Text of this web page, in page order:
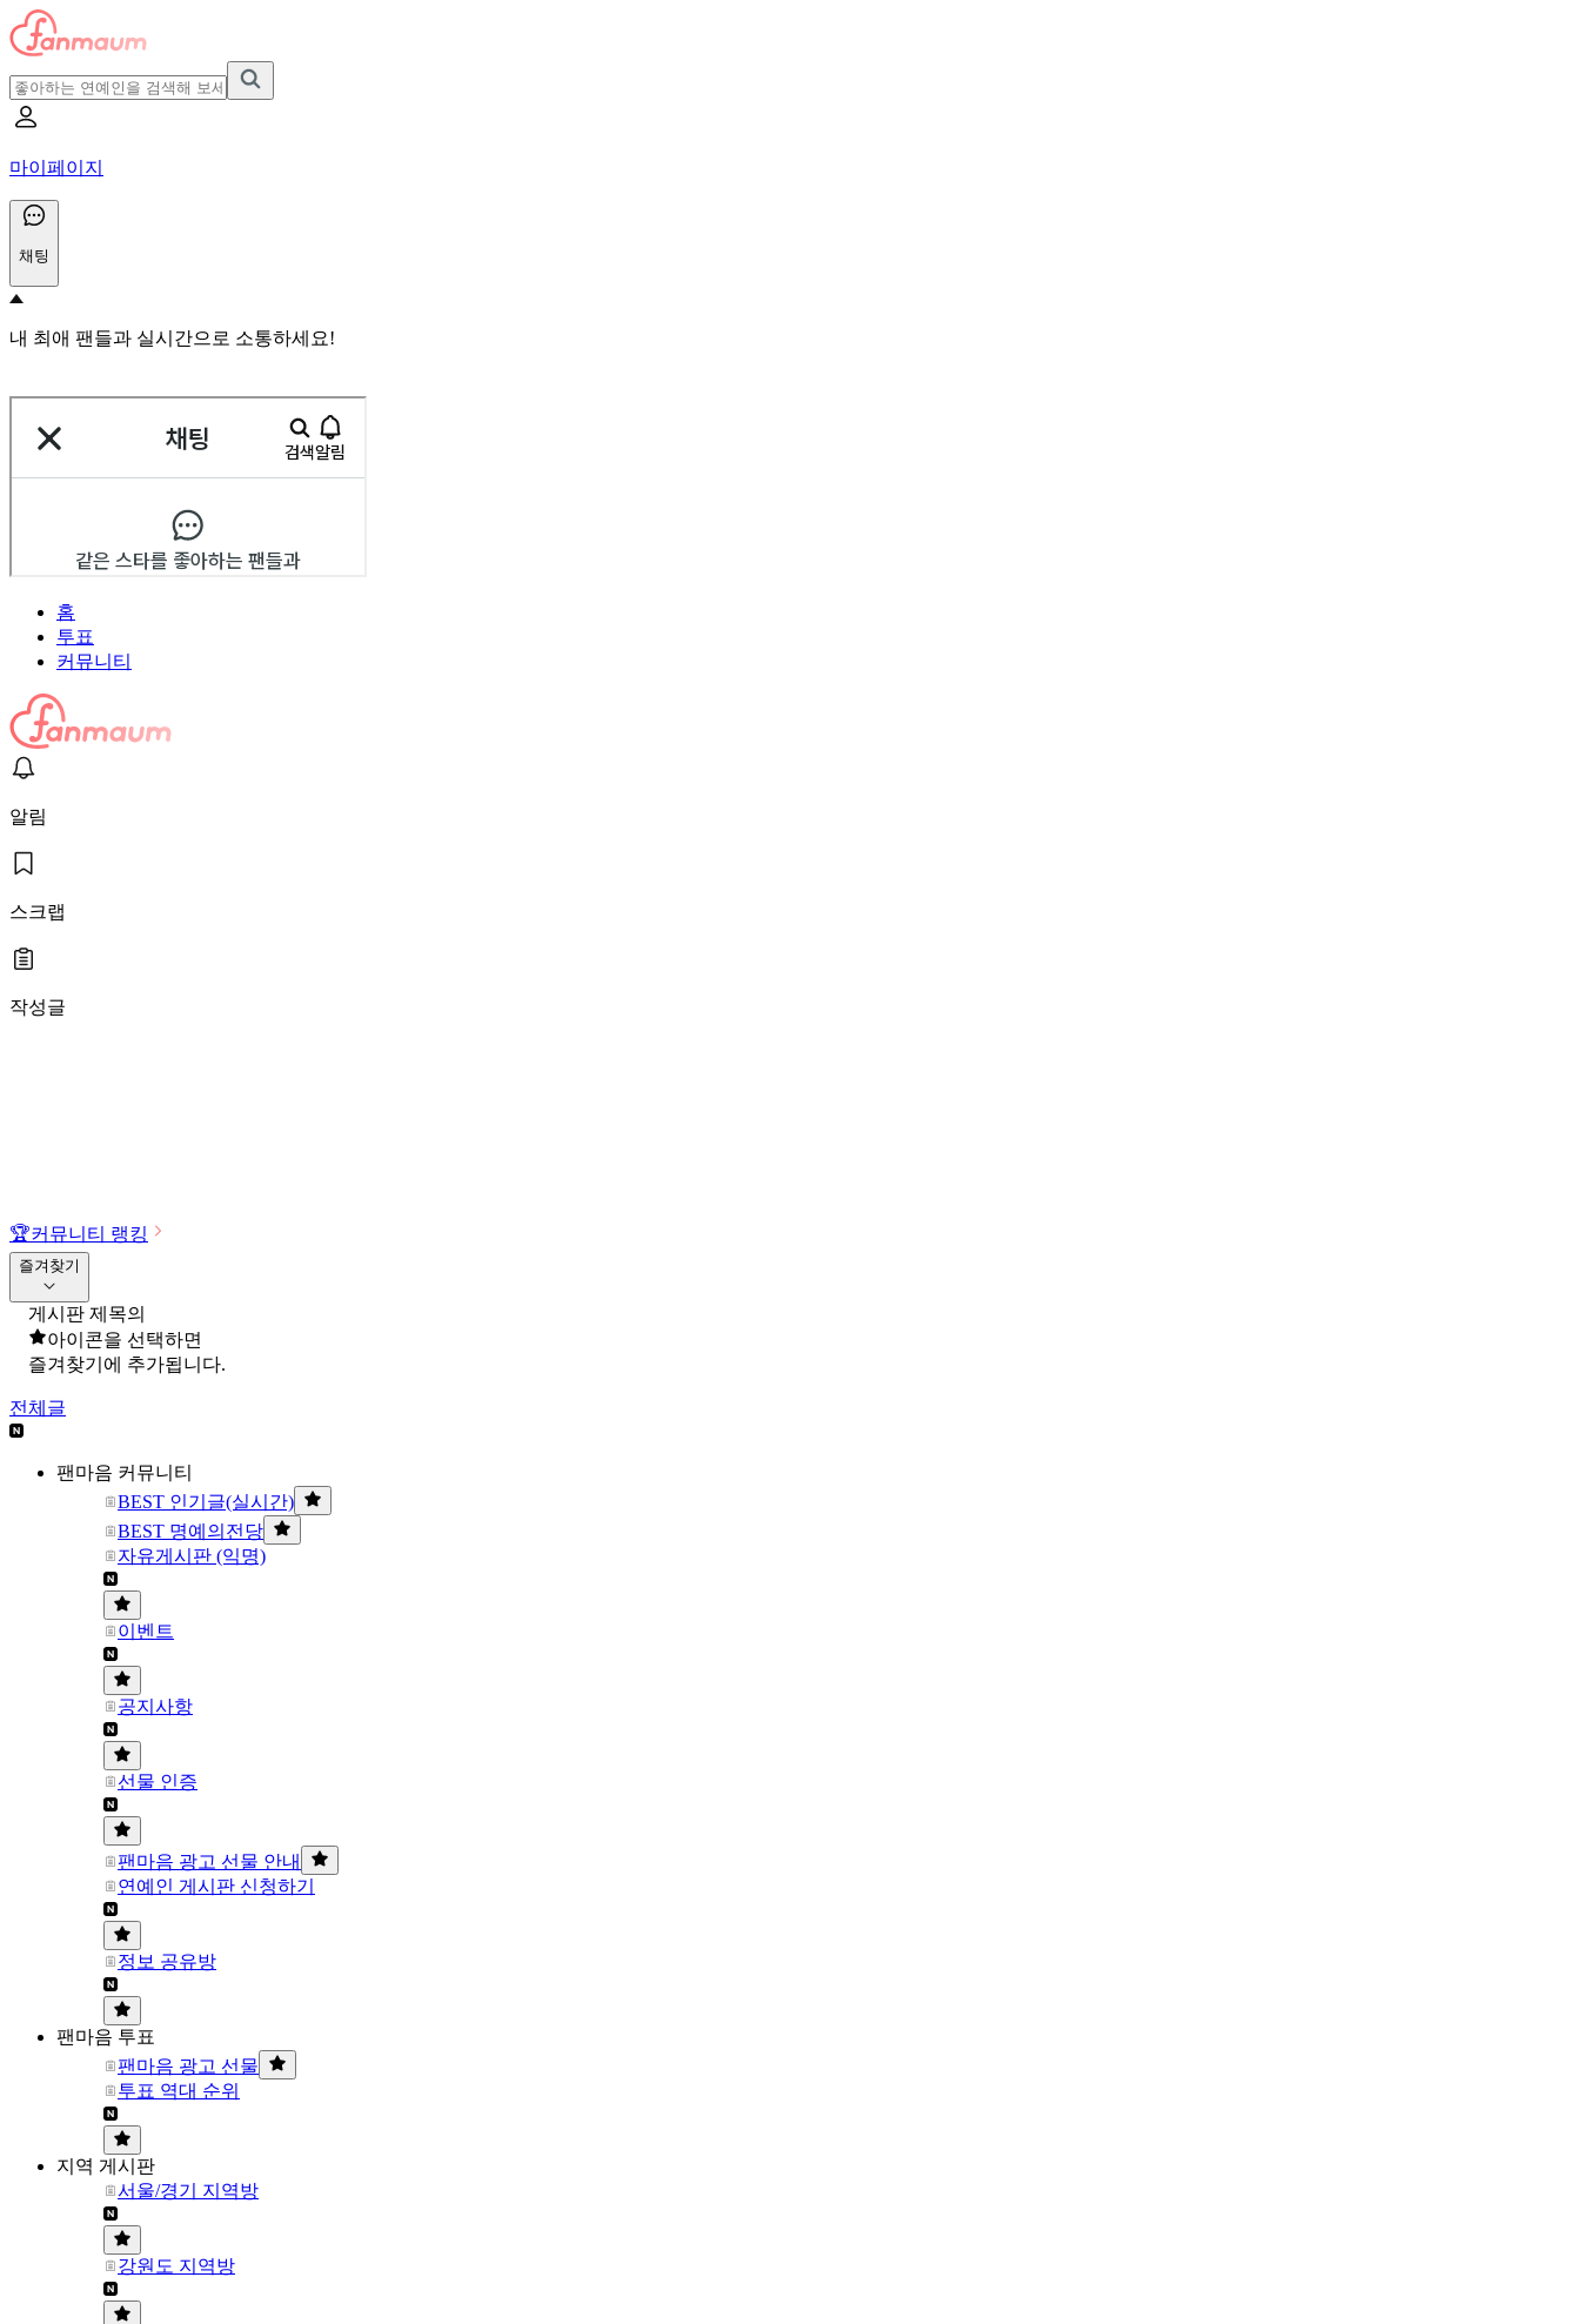
마이페이지
채팅
내 최애 팬들과 실시간으로 소통하세요!
홈
투표
커뮤니티
알림
스크랩
작성글
🏆커뮤니티 랭킹
즐겨찾기
게시판 제목의
아이콘을 선택하면
즐겨찾기에 추가됩니다.
전체글
팬마음 커뮤니티
BEST 인기글(실시간)
BEST 명예의전당
자유게시판 (익명)
이벤트
공지사항
선물 인증
팬마음 광고 선물 안내
연예인 게시판 신청하기
정보 공유방
팬마음 투표
팬마음 광고 선물
투표 역대 순위
지역 게시판
서울/경기 지역방
강원도 지역방